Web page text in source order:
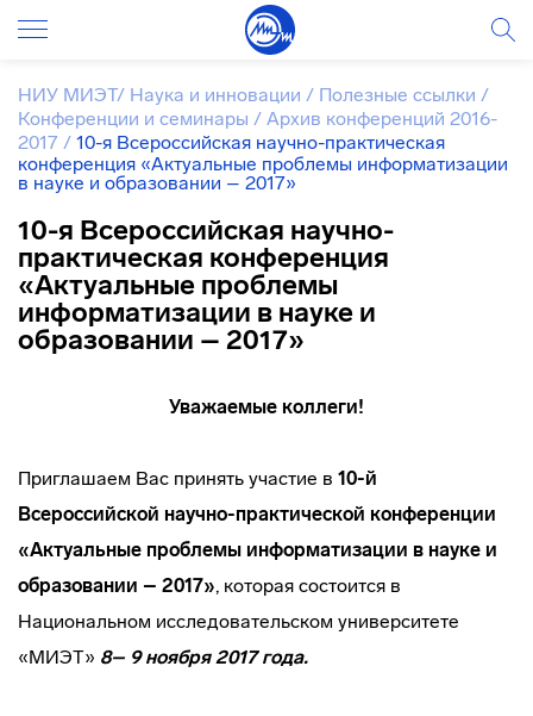
НИУ МИЭТ/ Наука и инновации / Полезные ссылки /
Конференции и семинары / Архив конференций 2016-
2017 / 10-я Всероссийская научно-практическая
конференция «Актуальные проблемы информатизации
в науке и образовании – 2017»
10-я Всероссийская научно-
практическая конференция
«Актуальные проблемы
информатизации в науке и
образовании – 2017»
Уважаемые коллеги!
Приглашаем Вас принять участие в 10-й
Всероссийской научно-практической конференции
«Актуальные проблемы информатизации в науке и
образовании – 2017», которая состоится в
Национальном исследовательском университете
«МИЭТ» 8– 9 ноября 2017 года.